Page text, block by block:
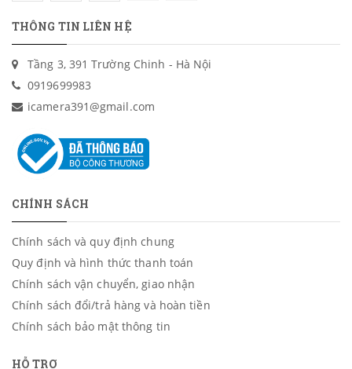
THÔNG TIN LIÊN HỆ
Tầng 3, 391 Trường Chinh - Hà Nội
0919699983
icamera391@gmail.com
CHÍNH SÁCH
Chính sách và quy định chung
Quy định và hình thức thanh toán
Chính sách vận chuyển, giao nhận
Chính sách đổi/trả hàng và hoàn tiền
Chính sách bảo mật thông tin
HỖ TRỢ